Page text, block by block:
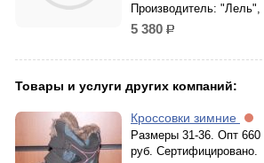
Производитель: "Лель",
5 380 р.
Товары и услуги других компаний:
Кроссовки зимние
Размеры 31-36. Опт 660
руб. Сертифицировано.